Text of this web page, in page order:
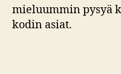
mieluummin pysyä
kodin asiat.